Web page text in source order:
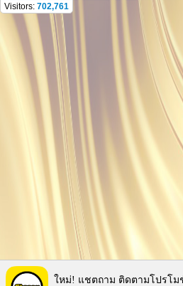
Visitors: 702,761
ใหม่! แชตถาม ติดตามโปรโม